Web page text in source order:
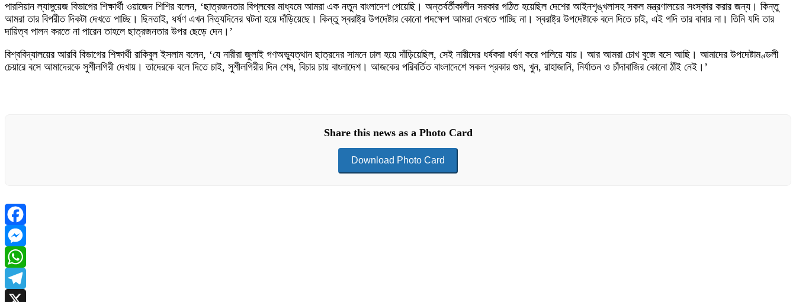
পারসিয়ান ল্যাঙ্গুয়েজ বিভাগের শিক্ষার্থী ওয়াজেদ শিশির বলেন, ‘ছাত্রজনতার বিপ্লবের মাধ্যমে আমরা এক নতুন বাংলাদেশ পেয়েছি। অন্তর্বর্তীকালীন সরকার গঠিত হয়েছিল দেশের আইনশৃঙ্খলাসহ সকল মন্ত্রণালয়ের সংস্কার করার জন্য। কিন্তু
আমরা তার বিপরীত দিকটা দেখতে পাচ্ছি। ছিনতাই, ধর্ষণ এখন নিত্যদিনের ঘটনা হয়ে দাঁড়িয়েছে। কিন্তু স্বরাষ্ট্র উপদেষ্টার কোনো পদক্ষেপ আমরা দেখতে পাচ্ছি না। স্বরাষ্ট্র উপদেষ্টাকে বলে দিতে চাই, এই গদি তার বাবার না। তিনি যদি তার
দায়িত্ব পালন করতে না পারেন তাহলে ছাত্রজনতার উপর ছেড়ে দেন।’
বিশ্ববিদ্যালয়ের আরবি বিভাগের শিক্ষার্থী রাকিবুল ইসলাম বলেন, ‘যে নারীরা জুলাই গণঅভ্যুত্থান ছাত্রদের সামনে ঢাল হয়ে দাঁড়িয়েছিল, সেই নারীদের ধর্ষকরা ধর্ষণ করে পালিয়ে যায়। আর আমরা চোখ বুজে বসে আছি। আমাদের উপদেষ্টামণ্ডলী
চেয়ারে বসে আমাদেরকে সুশীলগিরী দেখায়। তাদেরকে বলে দিতে চাই, সুশীলগিরীর দিন শেষ, বিচার চায় বাংলাদেশ। আজকের পরিবর্তিত বাংলাদেশে সকল প্রকার গুম, খুন, রাহাজানি, নির্যাতন ও চাঁদাবাজির কোনো ঠাঁই নেই।’
Share this news as a Photo Card
Download Photo Card
Facebook
Messenger
WhatsApp
Telegram